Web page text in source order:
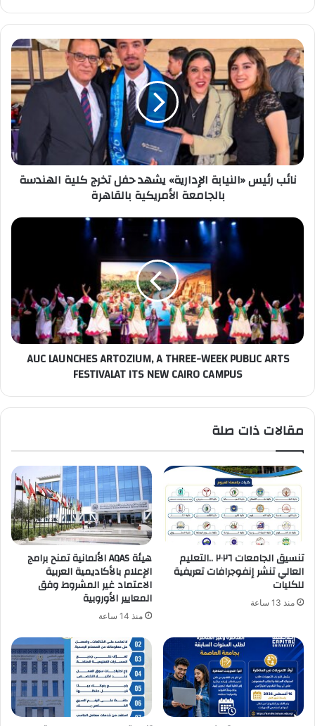
نائب
رئيس
«النيابة
الإدارية»
يشهد
حفل
تخرج
كلية
الهندسة
بالجامعة
نائب رئيس «النيابة الإدارية» يشهد حفل تخرج كلية الهندسة
بالجامعة الأمريكية بالقاهرة
AUC
WEEK
PUBLIC
ARTS
FESTIVALAT
AUC LAUNCHES ARTOZIUM, A THREE-WEEK PUBLIC ARTS
FESTIVALAT ITS NEW CAIRO CAMPUS
مقالات ذات صلة
تنسيق الجامعات ٢٠٢٦ ..التعليم
العالي تنشر إنفوجرافات تعريفية
للكليات
منذ 13 ساعة
هيئة AQAS الألمانية تمنح برامج
الإعلام بالأكاديمية العربية
الاعتماد غير المشروط وفق
المعايير الأوروبية
منذ 14 ساعة